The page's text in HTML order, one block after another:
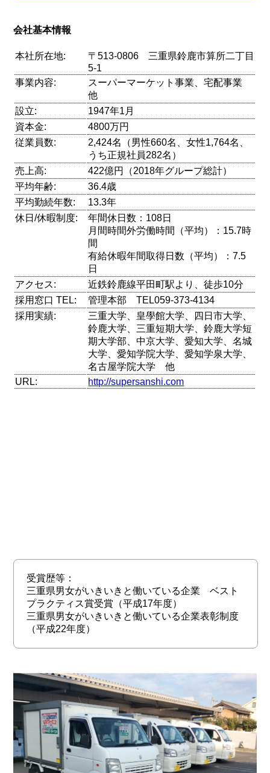
会社基本情報
本社所在地:
〒513-0806 三重県鈴鹿市算所二丁目
5-1
事業内容:
スーパーマーケット事業、宅配事業
他
設立:
1947年1月
資本金:
4800万円
従業員数:
2,424名（男性660名、女性1,764名、
うち正規社員282名）
売上高:
422億円（2018年グループ総計）
平均年齢:
36.4歳
平均勤続年数:
13.3年
休日/休暇制度:
年間休日数：108日
月間時間外労働時間（平均）：15.7時
間
有給休暇年間取得日数（平均）：7.5
日
アクセス:
近鉄鈴鹿線平田町駅より、徒歩10分
採用窓口 TEL:
管理本部 TEL059-373-4134
採用実績:
三重大学、皇學館大学、四日市大学、
鈴鹿大学、三重短期大学、鈴鹿大学短
期大学部、中京大学、愛知大学、名城
大学、愛知学院大学、愛知学泉大学、
名古屋学院大学 他
URL:
http://supersanshi.com
受賞歴等：
三重県男女がいきいきと働いている企業 ベスト
プラクティス賞受賞（平成17年度）
三重県男女がいきいきと働いている企業表彰制度
（平成22年度）